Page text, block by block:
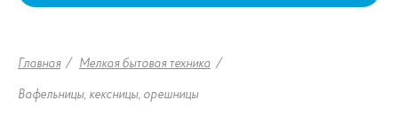
Главная Мелкая бытовая техника
Вафельницы, кексницы, орешницы